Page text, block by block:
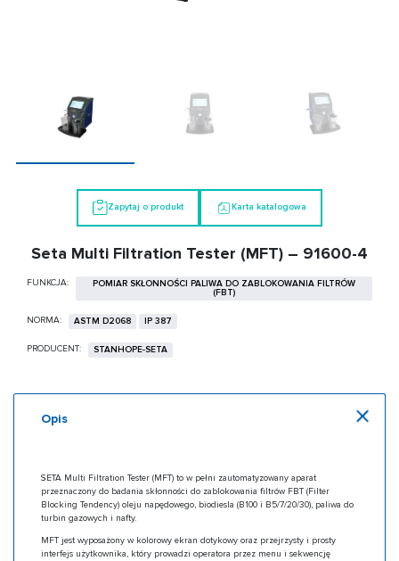
Zapytaj o produkt Karta katalogowa
Seta Multi Filtration Tester (MFT) – 91600-4
FUNKCJA:
POMIAR SKŁONNOŚCI PALIWA DO ZABLOKOWANIA FILTRÓW
(FBT)
NORMA: ASTM D2068 IP 387
PRODUCENT: STANHOPE-SETA
Opis
SETA Multi Filtration Tester (MFT) to w pełni zautomatyzowany aparat
przeznaczony do badania skłonności do zablokowania filtrów FBT (Filter
Blocking Tendency) oleju napędowego, biodiesla (B100 i B5/7/20/30), paliwa do
turbin gazowych i nafty.
MFT jest wyposażony w kolorowy ekran dotykowy oraz przejrzysty i prosty
interfejs użytkownika, który prowadzi operatora przez menu i sekwencję